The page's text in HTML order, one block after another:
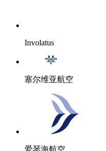
Involatus
塞尔维亚航空
爱琴海航空